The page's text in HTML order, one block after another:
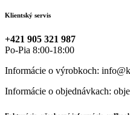
Klientský servis
+421 905 321 987
Po-Pia 8:00-18:00
Informácie o výrobkoch:
Informácie o objednávkach: